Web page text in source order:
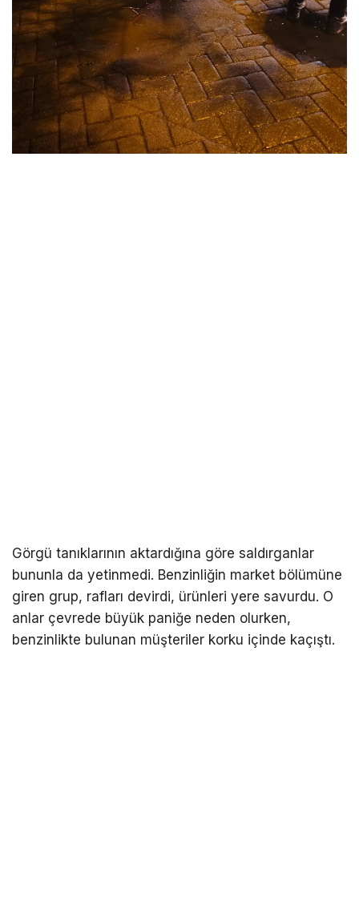
Görgü tanıklarının aktardığına göre saldırganlar
bununla da yetinmedi. Benzinliğin market bölümüne
giren grup, rafları devirdi, ürünleri yere savurdu. O
anlar çevrede büyük paniğe neden olurken,
benzinlikte bulunan müşteriler korku içinde kaçıştı.